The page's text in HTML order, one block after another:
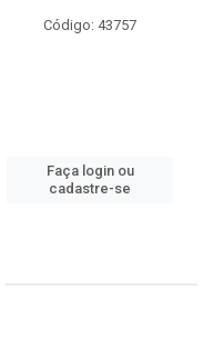
Código: 43757
Faça login ou
cadastre-se